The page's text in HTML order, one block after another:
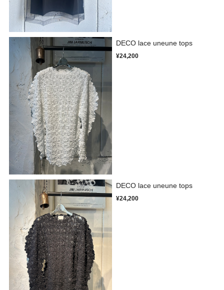
DECO lace uneune tops
¥24,200
DECO lace uneune tops
¥24,200